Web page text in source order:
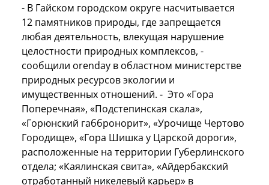
- В Гайском городском округе насчитывается
12 памятников природы, где запрещается
любая деятельность, влекущая нарушение
целостности природных комплексов, -
сообщили orenday в областном министерстве
природных ресурсов экологии и
имущественных отношений. - Это «Гора
Поперечная», «Подстепинская скала»,
«Горюнский габбронорит», «Урочище Чертово
Городище», «Гора Шишка у Царской дороги»,
расположенные на территории Губерлинского
отдела; «Каялинская свита», «Айдербакский
отработанный никелевый карьер» в